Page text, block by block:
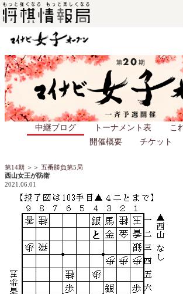
中継ブログ トーナメント表
こ
開催概要
チケット
第14期 ＞＞ 五番勝負第5局
西山女王が防衛
2021.06.01